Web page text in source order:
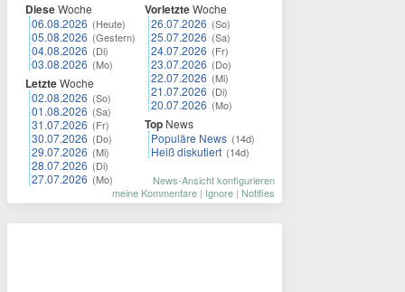
DieseWoche
06.08.2026 (Heute)
05.08.2026 (Gestern)
04.08.2026 (Di)
03.08.2026 (Mo)
LetzteWoche
02.08.2026 (So)
01.08.2026 (Sa)
31.07.2026 (Fr)
30.07.2026 (Do)
29.07.2026 (Mi)
28.07.2026 (Di)
27.07.2026 (Mo)
VorletzteWoche
26.07.2026 (So)
25.07.2026 (Sa)
24.07.2026 (Fr)
23.07.2026 (Do)
22.07.2026 (Mi)
21.07.2026 (Di)
20.07.2026 (Mo)
Top News
Populäre News (14d)
Heiß diskutiert (14d)
News-Ansicht konfigurieren
meine Kommentare | Ignore | Notifies